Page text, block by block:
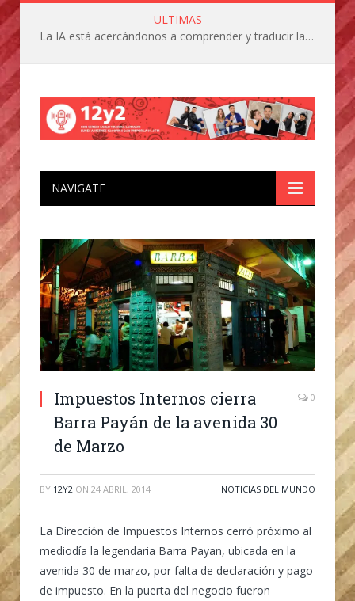
ULTIMAS
La IA está acercándonos a comprender y traducir las vocalizaciones y comportamientos de nuestras mascotas
NAVIGATE
Impuestos Internos cierra
Barra Payán de la avenida 30
de Marzo
0
BY 12Y2 ON 24 ABRIL, 2014 NOTICIAS DEL MUNDO
La Dirección de Impuestos Internos cerró próximo al
mediodía la legendaria Barra Payan, ubicada en la
avenida 30 de marzo, por falta de declaración y pago
de impuesto. En la puerta del negocio fueron